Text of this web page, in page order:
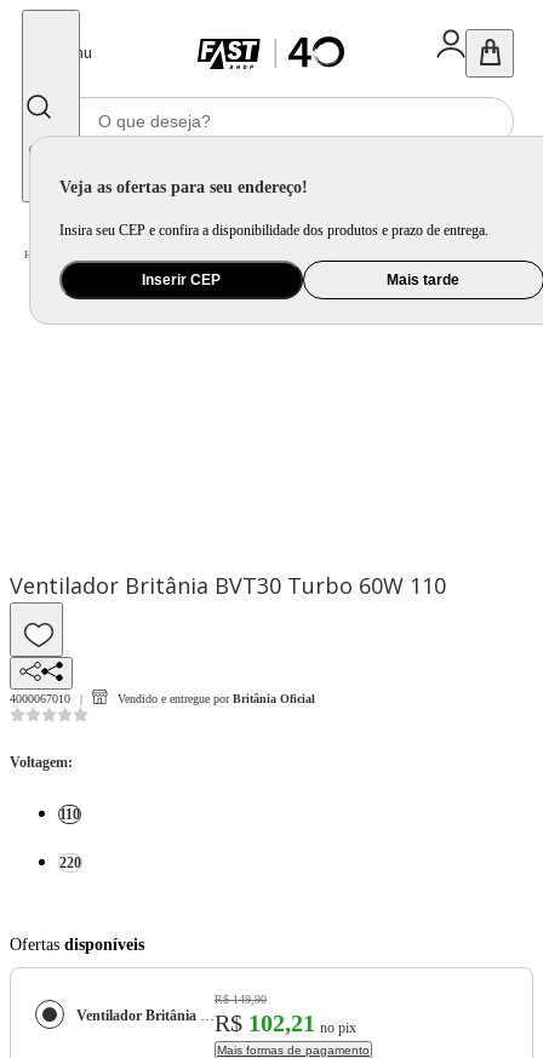
Menu
Veja as ofertas para seu endereço!
Insira seu CEP e confira a disponibilidade dos produtos e prazo de entrega.
Inserir CEP Mais tarde
Home
Ventilador Britânia BVT30 Turbo 60W 110
4000067010 Vendido e entregue por Britânia Oficial
Voltagem:
110
220
Ofertas disponíveis
Ventilador Britânia BVT30 Turbo 60W
R$ 149,90
R$ 102,21 no pix
Mais formas de pagamento